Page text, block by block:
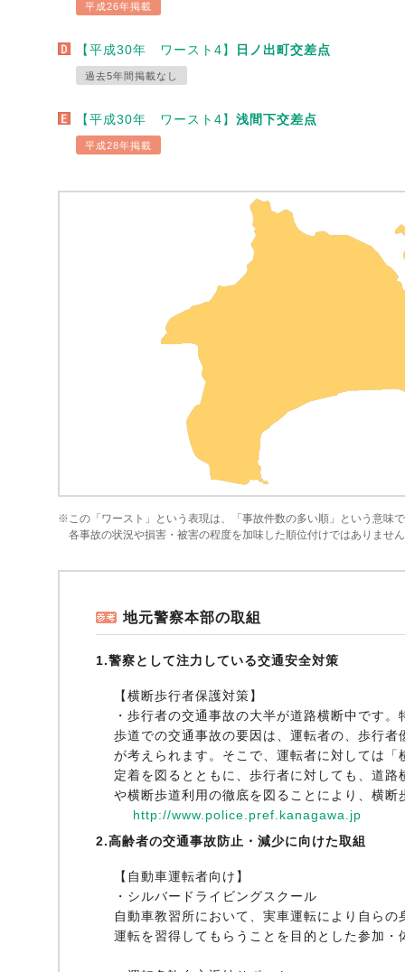
平成26年掲載
【平成30年 ワースト4】 日ノ出町交差点
過去5年間掲載なし
【平成30年 ワースト4】 浅間下交差点
平成28年掲載
※この「ワースト」という表現は、「事故件数の多い順」という意味
各事故の状況や損害・被害の程度を加味した順位付けではありませ
地元警察本部の取組
1.警察として注力している交通安全対策
【横断歩行者保護対策】
・歩行者の交通事故の大半が道路横断中です
歩道での交通事故の要因は、運転者の、歩行
が考えられます。そこで、運転者に対しては
定着を図るとともに、歩行者に対しても、道
や横断歩道利用の徹底を図ることにより、横
http://www.police.pref.kanagawa.jp
2.高齢者の交通事故防止・減少に向けた取組
【自動車運転者向け】
・シルバードライビングスクール
自動車教習所において、実車運転により自ら
運転を習得してもらうことを目的とした参加・